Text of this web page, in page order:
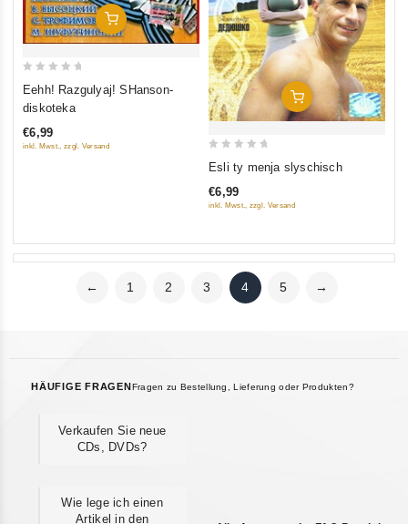
In Den Warenkorb
5
Eehh! Razgulyaj! SHanson-
diskoteka
€6,99
inkl. Mwst., zzgl. Versand
In Den Warenkorb
of
Esli ty menja slyschisch
€6,99
inkl. Mwst., zzgl. Versand
← 1 2 3 4 5 →
HÄUFIGE FRAGEN Fragen zu Bestellung, Lieferung oder Produkten?
Verkaufen Sie neue
CDs, DVDs?
Wie lege ich einen
Artikel in den